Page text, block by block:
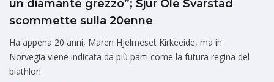
un diamante grezzo”; Sjur Ole Svarstad
scommette sulla 20enne
Ha appena 20 anni, Maren Hjelmeset Kirkeeide, ma in
Norvegia viene indicata da più parti come la futura regina del
biathlon.